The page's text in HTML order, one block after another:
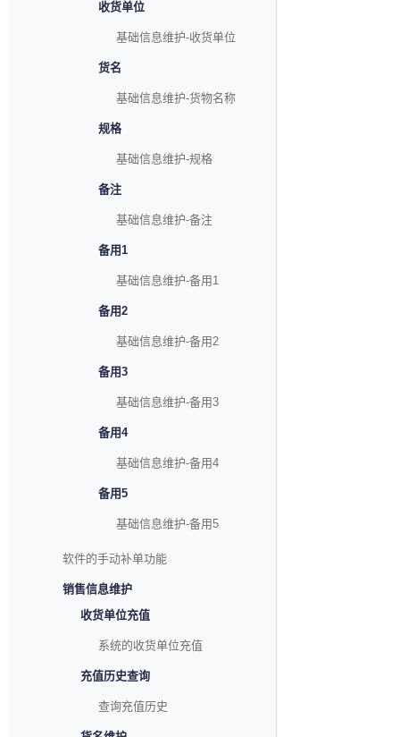
收货单位
基础信息维护-收货单位
货名
基础信息维护-货物名称
规格
基础信息维护-规格
备注
基础信息维护-备注
备用1
基础信息维护-备用1
备用2
基础信息维护-备用2
备用3
基础信息维护-备用3
备用4
基础信息维护-备用4
备用5
基础信息维护-备用5
软件的手动补单功能
销售信息维护
收货单位充值
系统的收货单位充值
充值历史查询
查询充值历史